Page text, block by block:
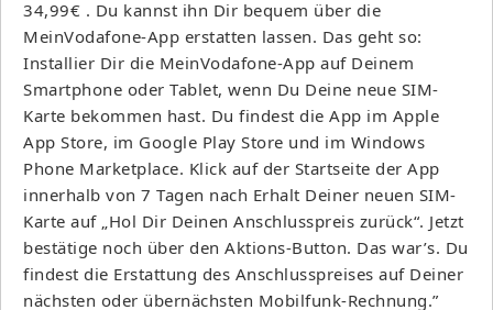
34,99€ . Du kannst ihn Dir bequem über die
MeinVodafone-App erstatten lassen. Das geht so:
Installier Dir die MeinVodafone-App auf Deinem
Smartphone oder Tablet, wenn Du Deine neue SIM-
Karte bekommen hast. Du findest die App im Apple
App Store, im Google Play Store und im Windows
Phone Marketplace. Klick auf der Startseite der App
innerhalb von 7 Tagen nach Erhalt Deiner neuen SIM-
Karte auf „Hol Dir Deinen Anschlusspreis zurück“. Jetzt
bestätige noch über den Aktions-Button. Das war’s. Du
findest die Erstattung des Anschlusspreises auf Deiner
nächsten oder übernächsten Mobilfunk-Rechnung.”